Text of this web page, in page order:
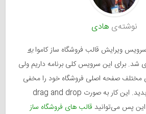
نوشته‌ی هادی
سرویس ویرایش قالب فروشگاه ساز کاموابه
شد. برای این سرویس کلی برنامه داریم ولی
مختلف صفحه اصلی فروشگاه خود را مخفی
کنید یا ترتیب آنها تغییر بدید. این کار به صورت drag and drop
این پس می‌توانید قالب های فروشگاه ساز